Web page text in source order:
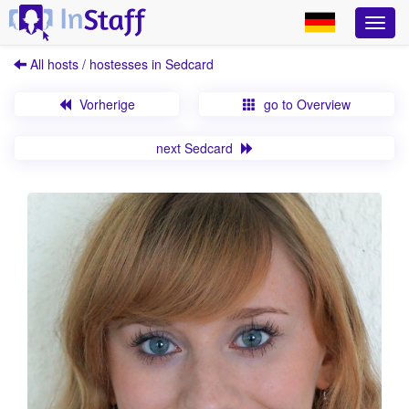
All hosts / hostesses in Sedcard
Vorherige go to Overview
next Sedcard